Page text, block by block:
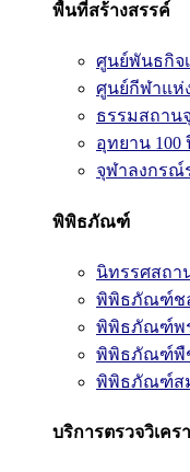
พื้นที่สร้างสรรค์
ศูนย์พันธกิจ
ศูนย์กีฬาแห่
ธรรมสถาน
อุทยาน 100
จุฬาลงกรณ์
พิพิธภัณฑ์
นิทรรศสถา
พิพิธภัณฑ์ช
พิพิธภัณฑ์พ
พิพิธภัณฑ์พื
พิพิธภัณฑ์ส
บริการตรวจวิเค